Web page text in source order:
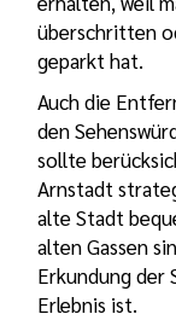
überschritten
geparkt hat.
Auch die
den
sollte
Arnstadt
alte Stadt
alten Gassen
Erkundung der
Erlebnis ist.